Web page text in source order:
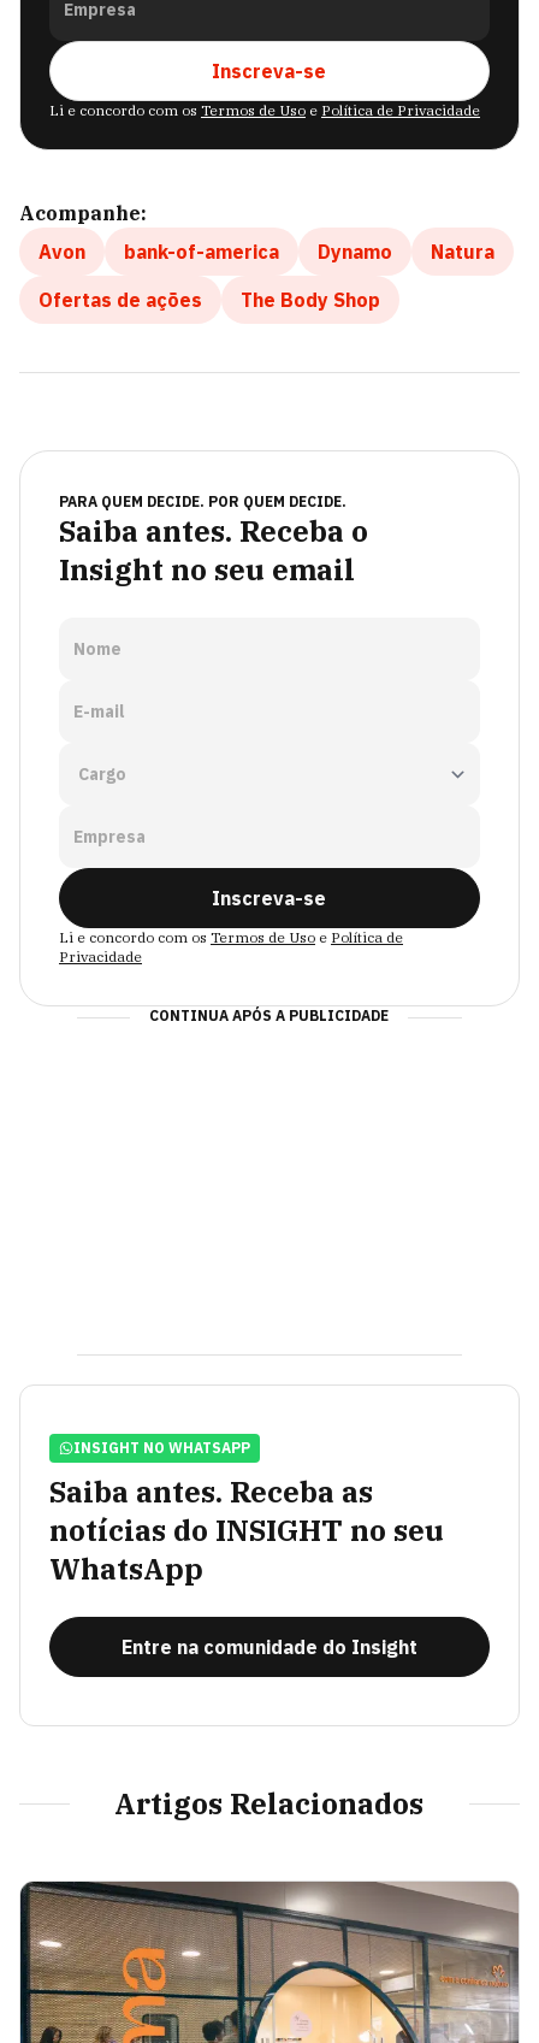
Empresa
Inscreva-se
Li e concordo com os Termos de Uso e Política de Privacidade
Acompanhe:
Avon
bank-of-america Dynamo
Natura
Ofertas de ações
The Body Shop
PARA QUEM DECIDE. POR QUEM DECIDE.
Saiba antes. Receba o
Insight no seu email
Nome
E-mail
Empresa
Inscreva-se
Li e concordo com os Termos de Uso e Política de
Privacidade
CONTINUA APÓS A PUBLICIDADE
INSIGHT NO WHATSAPP
Saiba antes. Receba as
notícias do INSIGHT no seu
WhatsApp
Entre na comunidade do Insight
Artigos Relacionados